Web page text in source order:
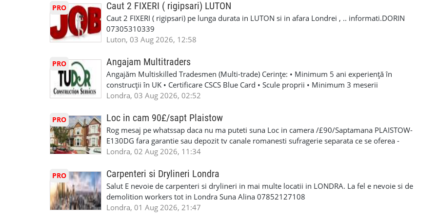
informații, contactați-ne la: 📞 +44 7407 254793 Mihai 📞 +44 7393 943242 Stefan
PRO Caut 2 FIXERI ( rigipsari) LUTON
Caut 2 FIXERI ( rigipsari) pe lunga durata in LUTON si in afara Londrei , .. informati.DORIN
07305310339
Luton, 03 Aug 2026, 12:58
PRO Angajam Multitraders
Angajăm Multiskilled Tradesmen (Multi-trade) Cerințe: • Minimum 5 ani experiență în
construcții în UK • Certificare CSCS Blue Card • Scule proprii • Minimum 3 meserii
specializate (căutăm multitraderi) – experiență solidă în mai multe domenii din construcții •
interioare • Permis de conducere categoria B valabil • Mijloc de transport propriu
(reprezintă un avantaj important) Se oferă: • Salariu atractiv, în funcție de experiență și
performanță • £200 – £250 pe zi • Diurnă / plată transport • Suport tehnic continuu și
posibilități reale de avansare • Traininguri și cursuri de calificare • Mediu de lucru stabil cu
oră pauză de masă) • Posibilitate de lucru suplimentar în weekend (opțional)
Londra, 03 Aug 2026, 02:52
PRO Loc in cam 90£/sapt Plaistow
Rog mesaj pe whatssap daca nu ma puteti suna Loc in camera /£90/Saptamana PLAISTOW-
E130DG fara garantie sau depozit tv canale romanesti sufragerie separata ce se oferea -
fiecare pat beneficiaza de dulap separat -fiecare camera beneficiaza de frigider separat -wi-fi
saptaminal fara garantie sau avans/plata saptaminala , (nu se face cazare/plateste mai putin
de 1/sapt) -tel- 07440366084
Londra, 02 Aug 2026, 11:34
PRO Carpenteri si Drylineri Londra
Salut E nevoie de carpenteri si drylineri in mai multe locatii in LONDRA. La fel e nevoie si de
demolition workers tot in Londra Suna Alina 07852127108
Londra, 01 Aug 2026, 21:47